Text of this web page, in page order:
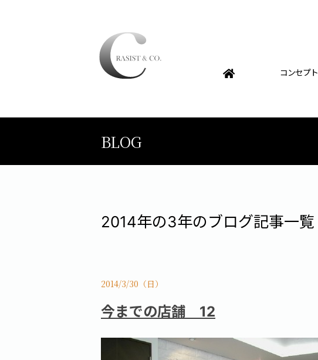
コンセプト
BLOG
2014年の3年のブログ記事一覧
2014/3/30（日）
今までの店舗 12